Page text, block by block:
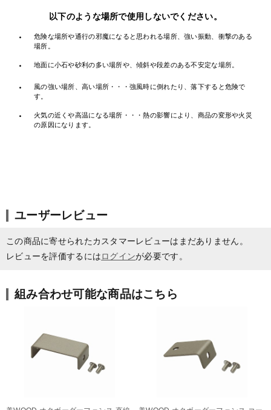
以下のような場所で使用しないでください。
・
危険な場所や通行の邪魔になると思われる場所、強い振動、衝撃のある
場所。
・ 地面に小石や砂利の多い場所や、傾斜や段差のある不安定な場所。
・
風の強い場所、高い場所・・・強風時に倒れたり、落下すると危険で
す。
・
火気の近くや高温になる場所・・・熱の影響により、商品の変形や火災
の原因になります。
ユーザーレビュー
この商品に寄せられたカスタマーレビューはまだありません。
レビューを評価するにはログインが必要です。
組み合わせ可能な商品はこちら